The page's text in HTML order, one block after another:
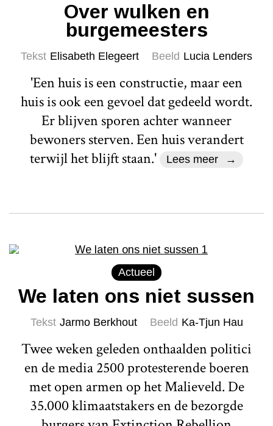
Over wulken en
burgemeesters
Tekst Elisabeth Elegeert Beeld Lucia Lenders
'Een huis is een constructie, maar een
huis is ook een gevoel dat gedeeld wordt.
Er blijven sporen achter wanneer
bewoners sterven. Een huis verandert
terwijl het blijft staan.'
Lees meer
Actueel
We laten ons niet sussen
Tekst Jarmo Berkhout Beeld Ka-Tjun Hau
Twee weken geleden onthaalden politici
en de media 2500 protesterende boeren
met open armen op het Malieveld. De
35.000 klimaatstakers en de bezorgde